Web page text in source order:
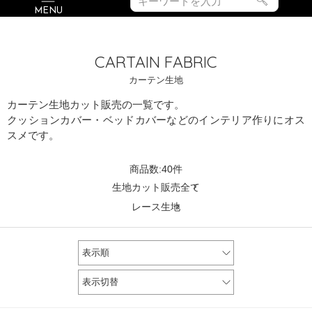
CARTAIN FABRIC
カーテン生地
カーテン生地カット販売の一覧です。
クッションカバー・ベッドカバーなどのインテリア作りにオス
スメです。
商品数:40件
生地カット販売全て
レース生地
表示順
表示切替